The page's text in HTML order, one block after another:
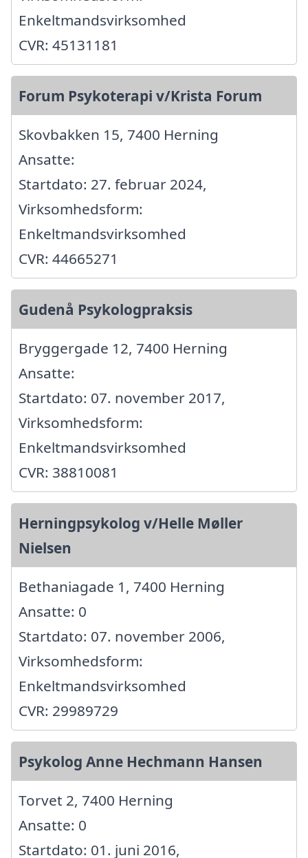
Enkeltmandsvirksomhed
CVR: 45131181
Forum Psykoterapi v/Krista Forum
Skovbakken 15, 7400 Herning
Ansatte:
Startdato: 27. februar 2024,
Virksomhedsform:
Enkeltmandsvirksomhed
CVR: 44665271
Gudenå Psykologpraksis
Bryggergade 12, 7400 Herning
Ansatte:
Startdato: 07. november 2017,
Virksomhedsform:
Enkeltmandsvirksomhed
CVR: 38810081
Herningpsykolog v/Helle Møller
Nielsen
Bethaniagade 1, 7400 Herning
Ansatte: 0
Startdato: 07. november 2006,
Virksomhedsform:
Enkeltmandsvirksomhed
CVR: 29989729
Psykolog Anne Hechmann Hansen
Torvet 2, 7400 Herning
Ansatte: 0
Startdato: 01. juni 2016,